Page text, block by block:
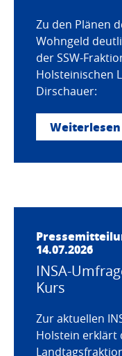
Zu den Plänen
Wohngeld
der SSW-
Holsteinischen
Dirschauer:
Weiterlesen
14.07.2026
INSA-
Kurs
Zur aktuellen
Holstein erklärt